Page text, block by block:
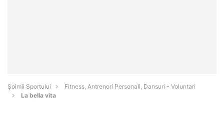
Șoimii Sportului
Fitness, Antrenori Personali, Dansuri - Voluntari
La bella vita